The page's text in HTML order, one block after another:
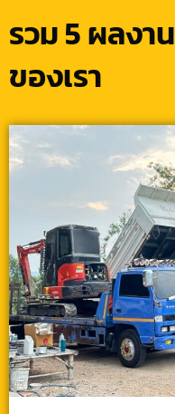
รวม 5 ผลงา
ของเรา